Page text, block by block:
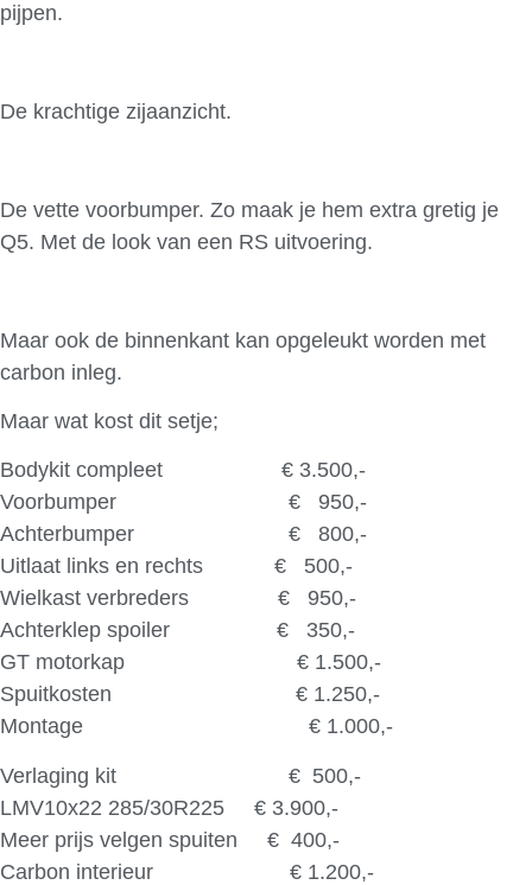
pijpen.
De krachtige zijaanzicht.
De vette voorbumper. Zo maak je hem extra gretig je
Q5. Met de look van een RS uitvoering.
Maar ook de binnenkant kan opgeleukt worden met
carbon inleg.
Maar wat kost dit setje;
Bodykit compleet € 3.500,-
Voorbumper € 950,-
Achterbumper € 800,-
Uitlaat links en rechts € 500,-
Wielkast verbreders € 950,-
Achterklep spoiler € 350,-
GT motorkap € 1.500,-
Spuitkosten € 1.250,-
Montage € 1.000,-
Verlaging kit € 500,-
LMV10x22 285/30R225 € 3.900,-
Meer prijs velgen spuiten € 400,-
Carbon interieur € 1.200,-